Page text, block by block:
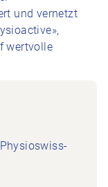
und vernetzt
wertvolle